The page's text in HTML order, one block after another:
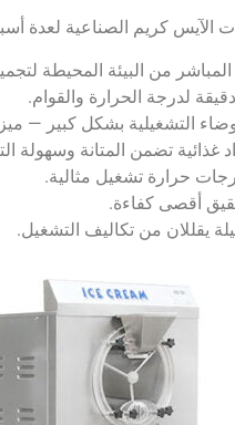
المباشر من البيئة المحيطة
التشغيلية بشكل كبير —
غذائية تضمن المتانة وسهولة
حرارة تشغيل مثالية.
يقللان من تكاليف التشغيل.